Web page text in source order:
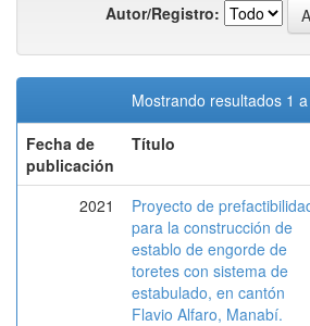
Autor/Registro:
Mostrando resultados 1
Fecha de
publicación
Título
2021
Proyecto de
para la construcción de
establo de engorde de
toretes con sistema de
estabulado, en cantón
Flavio Alfaro, Manabí.